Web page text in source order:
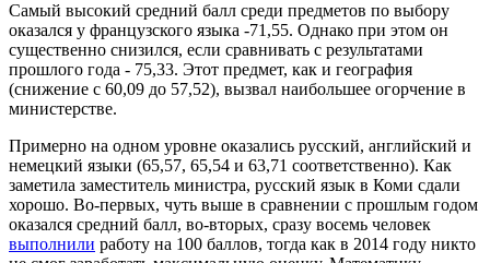
Самый высокий средний балл среди предметов по выбору
оказался у французского языка -71,55. Однако при этом он
существенно снизился, если сравнивать с результатами
прошлого года - 75,33. Этот предмет, как и география
(снижение с 60,09 до 57,52), вызвал наибольшее огорчение в
министерстве.
Примерно на одном уровне оказались русский, английский и
немецкий языки (65,57, 65,54 и 63,71 соответственно). Как
заметила заместитель министра, русский язык в Коми сдали
хорошо. Во-первых, чуть выше в сравнении с прошлым годом
оказался средний балл, во-вторых, сразу восемь человек
выполнили работу на 100 баллов, тогда как в 2014 году никто